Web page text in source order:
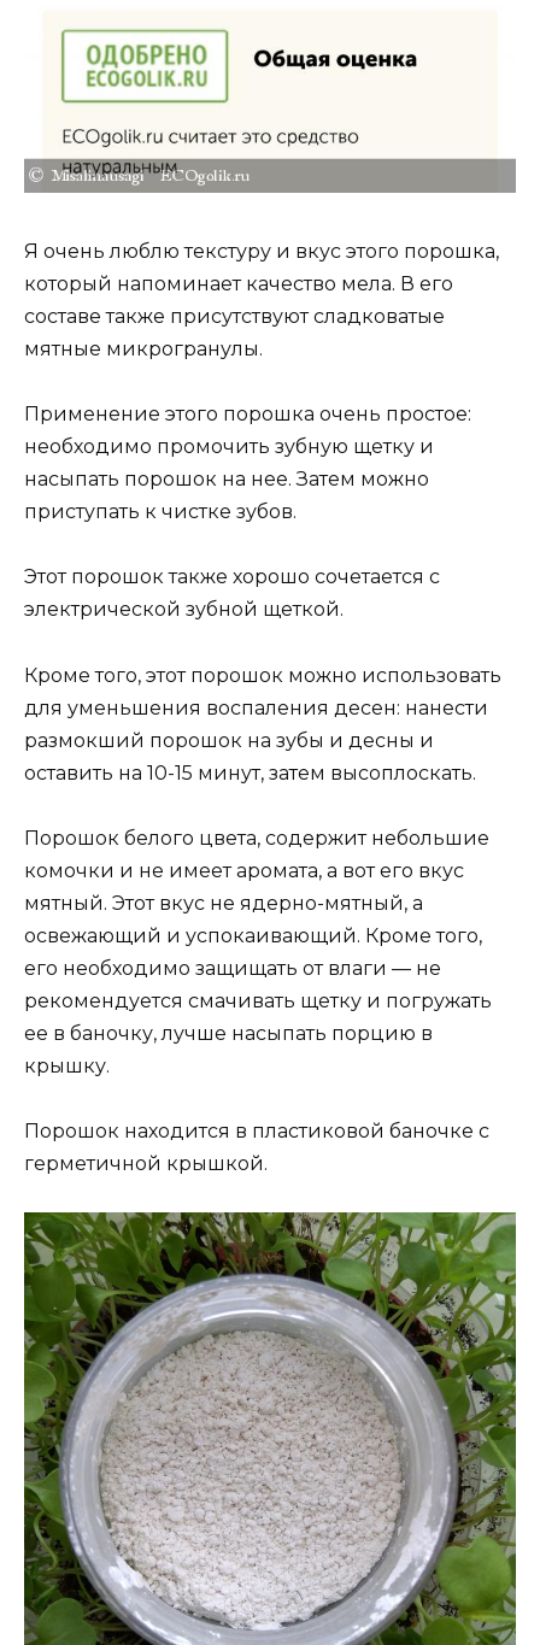
Я очень люблю текстуру и вкус этого порошка,
который напоминает качество мела. В его
составе также присутствуют сладковатые
мятные микрогранулы.
Применение этого порошка очень простое:
необходимо промочить зубную щетку и
насыпать порошок на нее. Затем можно
приступать к чистке зубов.
Этот порошок также хорошо сочетается с
электрической зубной щеткой.
Кроме того, этот порошок можно использовать
для уменьшения воспаления десен: нанести
размокший порошок на зубы и десны и
оставить на 10-15 минут, затем высоплоскать.
Порошок белого цвета, содержит небольшие
комочки и не имеет аромата, а вот его вкус
мятный. Этот вкус не ядерно-мятный, а
освежающий и успокаивающий. Кроме того,
его необходимо защищать от влаги — не
рекомендуется смачивать щетку и погружать
ее в баночку, лучше насыпать порцию в
крышку.
Порошок находится в пластиковой баночке с
герметичной крышкой.